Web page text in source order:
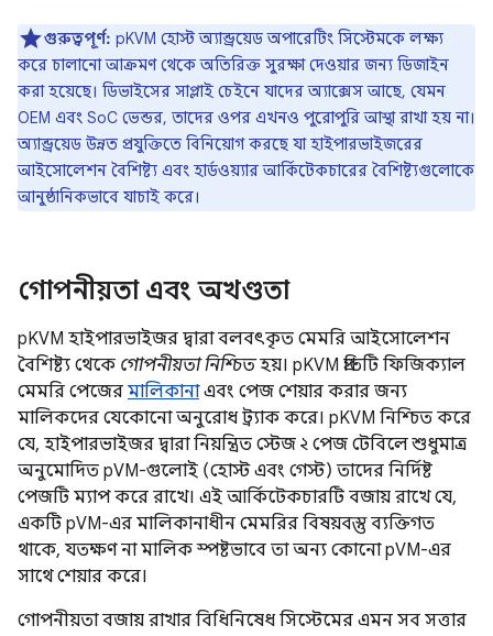
গুরুত্বপূর্ণ: pKVM হোস্ট অ্যান্ড্রয়েড অপারেটিং সিস্টেমকে লক্ষ্য
করে চালানো আক্রমণ থেকে অতিরিক্ত সুরক্ষা দেওয়ার জন্য ডিজাইন
করা হয়েছে। ডিভাইসের সাপ্লাই চেইনে যাদের অ্যাক্সেস আছে, যেমন
OEM এবং SoC ভেন্ডর, তাদের ওপর এখনও পুরোপুরি আস্থা রাখা হয় না।
অ্যান্ড্রয়েড উন্নত প্রযুক্তিতে বিনিয়োগ করছে যা হাইপারভাইজরের
আইসোলেশন বৈশিষ্ট্য এবং হার্ডওয়্যার আর্কিটেকচারের বৈশিষ্ট্যগুলোকে
আনুষ্ঠানিকভাবে যাচাই করে।
গোপনীয়তা এবং অখণ্ডতা
pKVM হাইপারভাইজর দ্বারা বলবৎকৃত মেমরি আইসোলেশন
বৈশিষ্ট্য থেকে গোপনীয়তা নিশ্চিতহয়। pKVM প্রতিটি ফিজিক্যাল
মেমরি পেজের মালিকানাএবং পেজ শেয়ার করার জন্য
মালিকদের যেকোনো অনুরোধ ট্র্যাক করে। pKVM নিশ্চিত করে
যে, হাইপারভাইজর দ্বারা নিয়ন্ত্রিত স্টেজ ২ পেজ টেবিলে শুধুমাত্র
অনুমোদিত pVM-গুলোই (হোস্ট এবং গেস্ট) তাদের নির্দিষ্ট
পেজটি ম্যাপ করে রাখে। এই আর্কিটেকচারটি বজায় রাখে যে,
একটি pVM-এর মালিকানাধীন মেমরির বিষয়বস্তু ব্যক্তিগত
থাকে, যতক্ষণ না মালিক স্পষ্টভাবে তা অন্য কোনো pVM-এর
সাথে শেয়ার করে।
গোপনীয়তা বজায় রাখার বিধিনিষেধ সিস্টেমের এমন সব সত্তার